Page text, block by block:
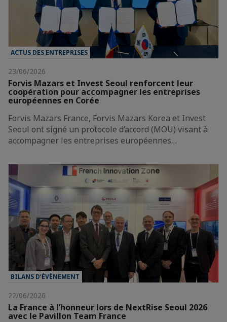
ACTUS DES ENTREPRISES
23/06/2026
Forvis Mazars et Invest Seoul renforcent leur
coopération pour accompagner les entreprises
européennes en Corée
Forvis Mazars France, Forvis Mazars Korea et Invest
Seoul ont signé un protocole d’accord (MOU) visant à
accompagner les entreprises européennes…
BILANS D’ÉVÈNEMENT
22/06/2026
La France à l’honneur lors de NextRise Seoul 2026
avec le Pavillon Team France